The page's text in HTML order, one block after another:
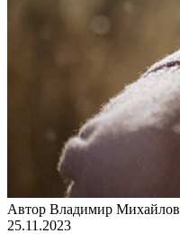
Автор Владимир Михайлов
25.11.2023